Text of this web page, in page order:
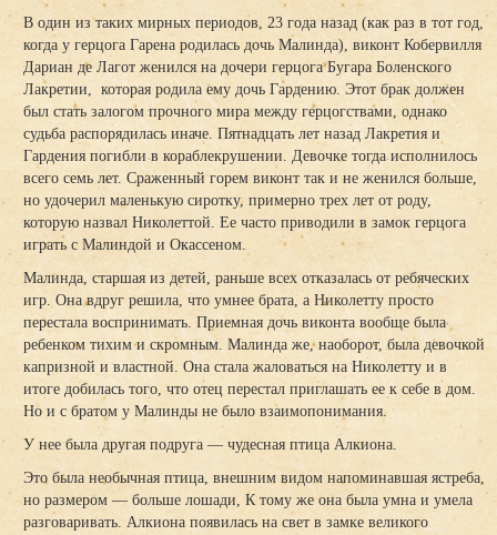
В один из таких мирных периодов, 23 года назад (как раз в тот год,
когда у герцога Гарена родилась дочь Малинда), виконт Кобервилля
Дариан де Лагот женился на дочери герцога Бугара Боленского
Лакретии, которая родила ему дочь Гардению. Этот брак должен
был стать залогом прочного мира между герцогствами, однако
судьба распорядилась иначе. Пятнадцать лет назад Лакретия и
Гардения погибли в кораблекрушении. Девочке тогда исполнилось
всего семь лет. Сраженный горем виконт так и не женился больше,
но удочерил маленькую сиротку, примерно трех лет от роду,
которую назвал Николеттой. Ее часто приводили в замок герцога
играть с Малиндой и Окассеном.
Малинда, старшая из детей, раньше всех отказалась от ребяческих
игр. Она вдруг решила, что умнее брата, а Николетту просто
перестала воспринимать. Приемная дочь виконта вообще была
ребенком тихим и скромным. Малинда же, наоборот, была девочкой
капризной и властной. Она стала жаловаться на Николетту и в
итоге добилась того, что отец перестал приглашать ее к себе в дом.
Но и с братом у Малинды не было взаимопонимания.
У нее была другая подруга — чудесная птица Алкиона.
Это была необычная птица, внешним видом напоминавшая ястреба,
но размером — больше лошади, К тому же она была умна и умела
разговаривать. Алкиона появилась на свет в замке великого